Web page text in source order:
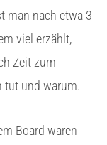
man nach etwa 3
viel erzählt,
Zeit zum
tut und warum.
Board waren